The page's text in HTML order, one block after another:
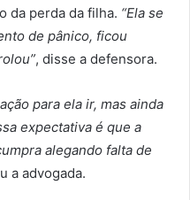
da perda da filha. “Ela se
de pânico, ficou
, disse a defensora.
para ela ir, mas ainda
expectativa é que a
alegando falta de
a advogada.